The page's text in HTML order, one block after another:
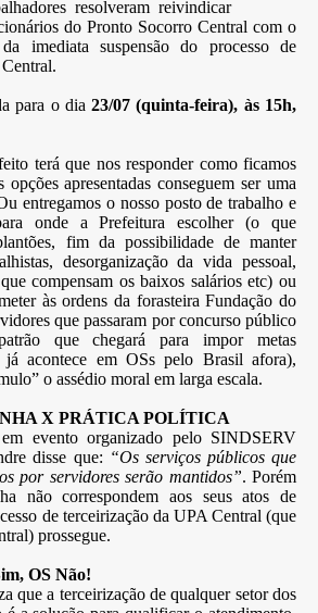
resolveram reivindicar
do Pronto Socorro Central com o
imediata suspensão do processo de
para o dia23/07 (quinta-feira), às 15h,
terá que nos responder como ficamos
apresentadas conseguem ser uma
entregamos o nosso posto de trabalho e
onde a Prefeitura escolher (o que
fim da possibilidade de manter
desorganização da vida pessoal,
compensam os baixos salários etc) ou
às ordens da forasteira Fundação do
que passaram por concurso público
que chegará para impor metas
já acontece em OSs pelo Brasil afora),
o assédio moral em larga escala.
X PRÁTICA POLÍTICA
evento organizado pelo SINDSERV
disse que: “Os serviços públicos que
por servidores serão mantidos”. Porém
não correspondem aos seus atos de
de terceirização da UPA Central (que
prossegue.
OS Não!
que a terceirização de qualquer setor dos